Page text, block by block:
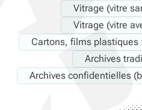
Vitrage (vitre
Vitrage (vitre
Cartons, films plastiques
Archives
Archives confidentielles